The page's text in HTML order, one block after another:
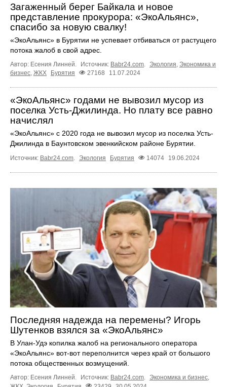
Загаженный берег Байкала и новое
представление прокурора: «ЭкоАльянс»,
спасибо за новую свалку!
«ЭкоАльянс» в Бурятии не успевает отбиваться от растущего
потока жалоб в свой адрес.
Автор: Есения Линней. Источник: Babr24.com Экология Экономика и
бизнес ЖКХ Бурятия 27168 11.07.2024
«ЭкоАльянс» годами не вывозил мусор из
поселка Усть-Джилинда. Но плату все равно
начислял
«ЭкоАльянс» с 2020 года не вывозил мусор из поселка Усть-
Джилинда в Баунтовском эвенкийском районе Бурятии.
Источник: Babr24.com. Экология Бурятия 14074 19.06.2024
Последняя надежда на перемены? Игорь
Шутенков взялся за «ЭкоАльянс»
В Улан-Удэ копилка жалоб на регионального оператора
«ЭкоАльянс» вот-вот переполнится через край от большого
потока общественных возмущений.
Автор: Есения Линней. Источник: Babr24.com. Экономика и бизнес,